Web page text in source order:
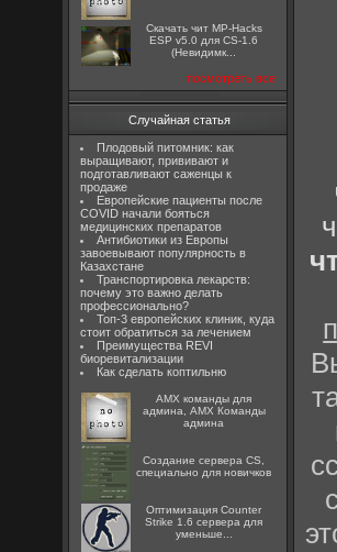
Скачать чит MP-Hacks
ESP v5.0 для CS-1.6
(Невидимк...
посмотреть все
Случайная статья
Плодовый питомник: как
выращивают, прививают и
подготавливают саженцы к
продаже
Европейские пациенты после
COVID начали бояться
медицинских препаратов
Антибиотики из Европы
завоевывают популярность в
Казахстане
Транспортировка лекарств:
почему это важно делать
профессионально?
Топ-3 европейских клиник, куда
стоит обратиться за лечением
Преимущества REVI
биоревитализации
Как сделать коптильню
AMX команды для
админа, AMX Команды
админа
Создание сервера CS,
специально для новичков
Оптимизация Counter
Strike 1.6 сервера для
уменьше...